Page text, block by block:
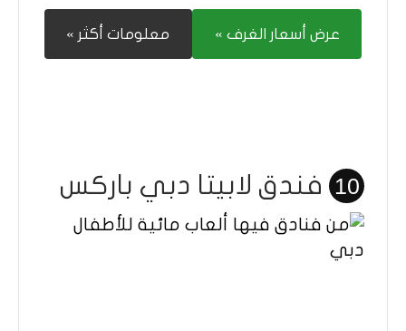
عرض أسعار الغرف » معلومات أكثر »
10 فندق لابيتا دبي باركس